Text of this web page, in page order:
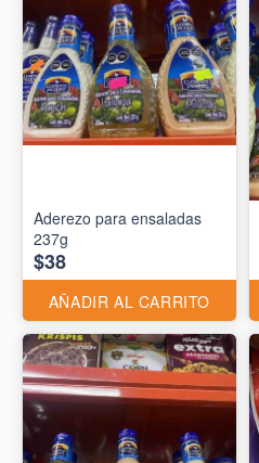
Aderezo para ensaladas
237g
$38
AÑADIR AL CARRITO